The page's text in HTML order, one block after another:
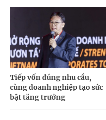
Tiếp vốn đúng nhu cầu,
cùng doanh nghiệp tạo sức
bật tăng trưởng